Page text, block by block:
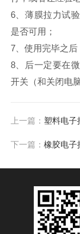
6、薄膜拉力试
是否可用；
7、使用完毕之后
8、后一定要在
开关（和关闭电
上一篇： 塑料电子
下一篇： 橡胶电子